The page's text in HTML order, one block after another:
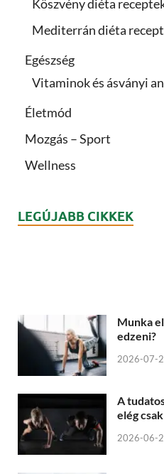
Köszvény diéta
Mediterrán diéta
Egészség
Vitaminok és ásványi
Életmód
Mozgás – Sport
Wellness
LEGÚJABB CIKKEK
Munka
edzeni?
2026-07-
A
elég
2026-06-